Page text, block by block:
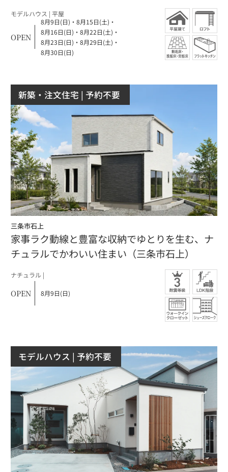
モデルハウス | 平屋
OPEN
8月9日(日) ・ 8月15日(土) ・
8月16日(日) ・ 8月22日(土) ・
8月23日(日) ・ 8月29日(土) ・
8月30日(日)
新築・注文住宅 | 予約不要
三条市石上
家事ラク動線と豊富な収納でゆとりを生む、ナ
チュラルでかわいい住まい（三条市石上）
ナチュラル |
OPEN 8月9日(日)
モデルハウス | 予約不要